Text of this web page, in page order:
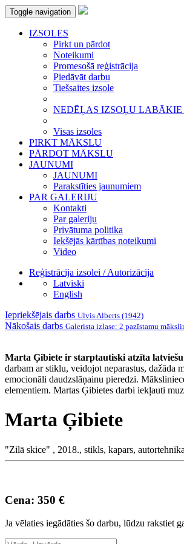
Toggle navigation
IZSOLES
Pirkt un pārdot
Noteikumi
Promesošā reģistrācija
Piedāvāt darbu
Tiešsaites izsole
NEDĒĻAS IZSOĻU
Visas izsoles
PIRKT MĀKSLU
PĀRDOT MĀKSLU
JAUNUMI
JAUNUMI
Parakstīties jaunumiem
PAR GALERIJU
Kontakti
Par galeriju
Privātuma politika
Iekšējās kārtības noteikumi
Video
Reģistrācija izsolei / Autorizācija
Latviski
English
Iepriekšējais darbs Ulvis Alberts (1942)
Nākošais darbs Galerista izlase: 2 pazīstamu
Marta Ģibiete ir starptautiski atzīta
darbam ar stiklu, veidojot neparastus, dažāda
emocionāli daudzslāņainu pieredzi.
elementiem. Martas Ģibietes darbi iekļauti
Marta Ģibiete
"Zilā skice" , 2018., stikls, kapars,
Cena: 350 €
Ja vēlaties iegādāties šo darbu, lūdzu rakstiet